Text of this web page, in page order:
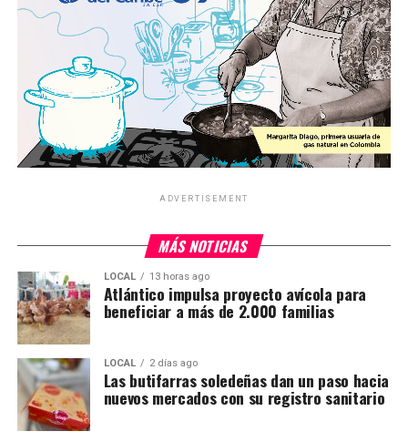
ADVERTISEMENT
MÁS NOTICIAS
LOCAL 13 horas ago
Atlántico impulsa proyecto avícola para
beneficiar a más de 2.000 familias
LOCAL 2 días ago
Las butifarras soledeñas dan un paso hacia
nuevos mercados con su registro sanitario